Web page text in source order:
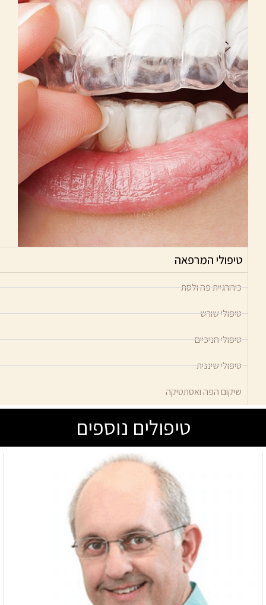
טיפולי המרפאה
כירורגיית פה ולסת
טיפולי שורש
טיפולי חניכיים
טיפולי שיננית
שיקום הפה ואסתטיקה
טיפולים נוספים